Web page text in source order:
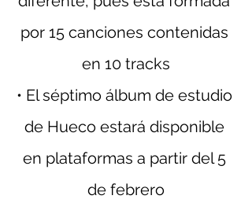
por 15 canciones contenidas
en 10 tracks
• El séptimo álbum de estudio
de Hueco estará disponible
en plataformas a partir del 5
de febrero